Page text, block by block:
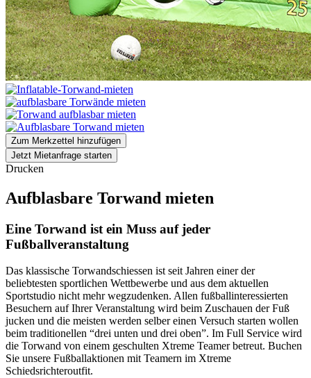
Zum Merkzettel hinzufügen
Jetzt Mietanfrage starten
Drucken
Aufblasbare Torwand mieten
Eine Torwand ist ein Muss auf jeder
Fußballveranstaltung
Das klassische Torwandschiessen ist seit Jahren einer der
beliebtesten sportlichen Wettbewerbe und aus dem aktuellen
Sportstudio nicht mehr wegzudenken. Allen fußballinteressierten
Besuchern auf Ihrer Veranstaltung wird beim Zuschauen der Fuß
jucken und die meisten werden selber einen Versuch starten wollen
beim traditionellen “drei unten und drei oben”. Im Full Service wird
die Torwand von einem geschulten Xtreme Teamer betreut. Buchen
Sie unsere Fußballaktionen mit Teamern im Xtreme
Schiedsrichteroutfit.